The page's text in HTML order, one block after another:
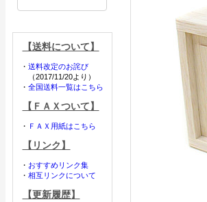
【送料について】
・ 送料改定のお詫び
（2017/11/20より）
・ 全国送料一覧はこちら
【ＦＡＸついて】
・ ＦＡＸ用紙はこちら
【リンク】
・ おすすめリンク集
・ 相互リンクについて
【更新履歴】